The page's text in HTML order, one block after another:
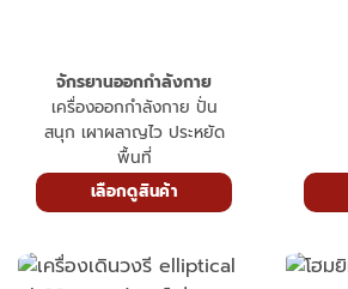
จักรยานออกกำลังกาย
เครื่องออกกำลังกาย ปั่น
สนุก เผาผลาญไว ประหยัด
พื้นที่
เลือกดูสินค้า